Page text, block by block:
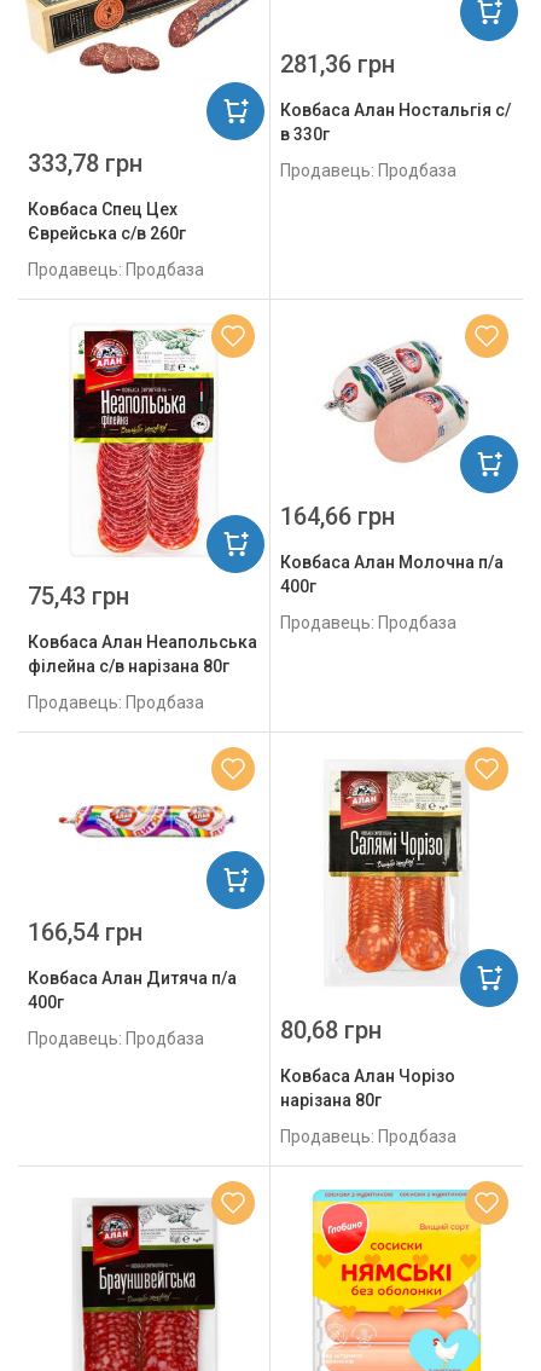
Ковбаса Спец Цех
Єврейська с/в 260г
Продавець: Продбаза
333,78 грн
Ковбаса Алан Ностальгія с/
в 330г
Продавець: Продбаза
281,36 грн
Ковбаса Алан Неапольська
філейна с/в нарізана 80г
Продавець: Продбаза
75,43 грн
Ковбаса Алан Молочна п/а
400г
Продавець: Продбаза
164,66 грн
Ковбаса Алан Дитяча п/а
400г
Продавець: Продбаза
166,54 грн
Ковбаса Алан Чорізо
нарізана 80г
Продавець: Продбаза
80,68 грн